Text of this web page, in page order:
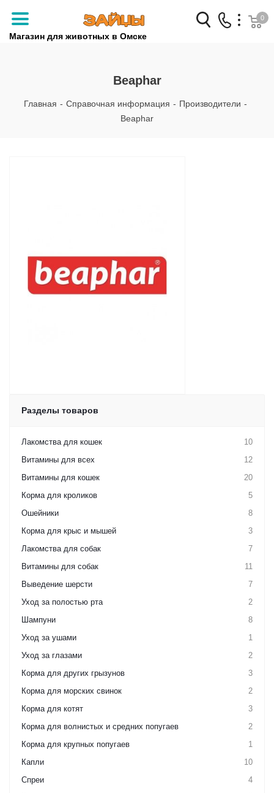
Магазин для животных в Омске
Заказать звонок
+7 (3812) 79-04-04
+7 (950) 959-88-32
0
Beaphar
Главная - Справочная информация - Производители -
Beaphar
Разделы товаров
Лакомства для кошек
10
Витамины для всех
12
Витамины для кошек
20
Корма для кроликов
5
Ошейники
8
Корма для крыс и мышей
3
Лакомства для собак
7
Витамины для собак
11
Выведение шерсти
7
Уход за полостью рта
2
Шампуни
8
Уход за ушами
1
Уход за глазами
2
Корма для других грызунов
3
Корма для морских свинок
2
Корма для котят
3
Корма для волнистых и средних попугаев
2
Корма для крупных попугаев
1
Капли
10
Спреи
4